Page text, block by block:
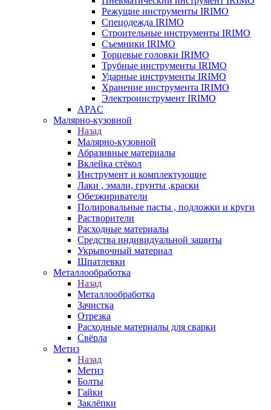
Режущие инструменты IRIMO
Спецодежда IRIMO
Строительные инструменты IRIMO
Съемники IRIMO
Торцевые головки IRIMO
Трубные инструменты IRIMO
Ударные инструменты IRIMO
Хранение инструмента IRIMO
Электроинструмент IRIMO
APAC
Малярно-кузовной
Назад
Малярно-кузовной
Абразивные материалы
Вклейка стёкол
Инструмент и комплектующие
Лаки , эмали, грунты ,краски
Обезжириватели
Полировальные пасты , подложки и круги
Растворители
Расходные материалы
Средства индивидуальной защиты
Укрывочный материал
Шпатлевки
Металлообработка
Назад
Металлообработка
Зачистка
Отрезка
Расходные материалы для сварки
Свёрла
Метиз
Назад
Метиз
Болты
Гайки
Заклёпки